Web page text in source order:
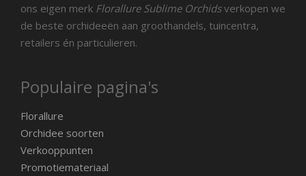
ons eigen merk Florallure Sublime Orchidsverkopen we
de beste orchideeën aan groothandels, tuincentra,
retailers én particulieren.
Populaire pagina's
Florallure
Orchidee soorten
Verkooppunten
Promotiemateriaal